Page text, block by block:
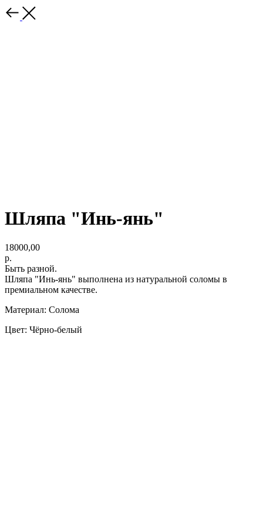
Шляпа "Инь-янь"
18000,00
р.
Быть разной.
Шляпа "Инь-янь" выполнена из натуральной соломы в
премиальном качестве.
Материал: Солома
Цвет: Чёрно-белый